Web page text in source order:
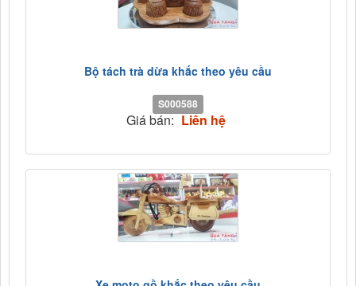
Bộ tách trà dừa khắc theo yêu cầu
S000588
Giá bán: Liên hệ